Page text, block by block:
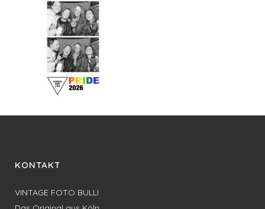
KONTAKT
VINTAGE FOTO BULLI